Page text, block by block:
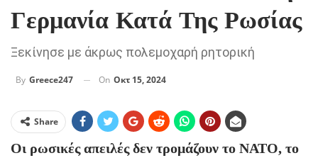
Γερμανία Κατά Της Ρωσίας
Ξεκίνησε με άκρως πολεμοχαρή ρητορική
By Greece247 On Οκτ 15, 2024
Share
Οι ρωσικές απειλές δεν τρομάζουν το ΝΑΤΟ, το